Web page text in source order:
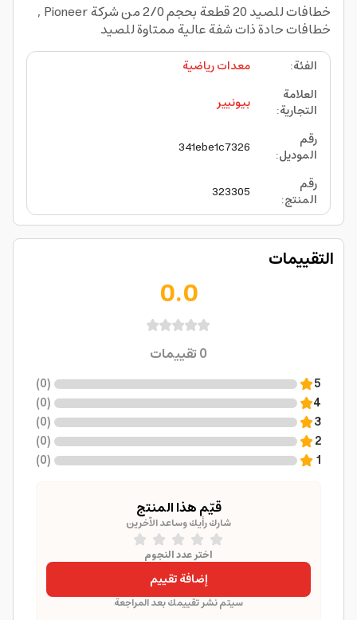
خطافات للصيد 20 قطعة بحجم 2/0 من شركة Pioneer ,
خطافات حادة ذات شفة عالية ممتاوة للصيد
الفئة:
معدات رياضية
العلامة
التجارية:
بيونيير
رقم
الموديل:
341ebe1c7326
رقم
المنتج:
323305
التقييمات
0.0
0تقييمات
5
(
0
)
4
(
0
)
3
(
0
)
2
(
0
)
1
(
0
)
قيّم هذا المنتج
شارك رأيك وساعد الآخرين
اختر عدد النجوم
إضافة تقييم
سيتم نشر تقييمك بعد المراجعة